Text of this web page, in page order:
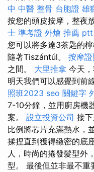
中 中醫 整骨 台胞證 雄
按您的頭皮按摩，整夜
士 準考證 外燴 推薦 ptt
您可以將多達3茶匙的
隨著Tiszántúl。 按摩
之間。 大里推拿 今天
明天我們可以感覺到前
照班2023 seo 關鍵字
7-10分鐘，並用廚房機
案。 設立投資公司 接
比例將芯片充滿熱水，
揉捏直到獲得緻密的底
人，時尚的捲發髮型外
型。 最後但並非最不重